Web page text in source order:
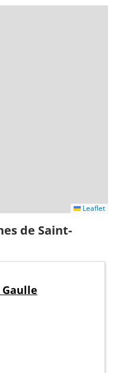
Leaflet
de Saint-